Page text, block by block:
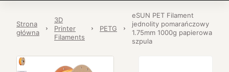
Strona
główna
3D
Printer
Filaments
PETG
eSUN PET Filament
jednolity pomarańczowy
1.75mm 1000g papierowa
szpula